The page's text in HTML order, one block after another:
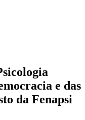
e das
da Fenapsi